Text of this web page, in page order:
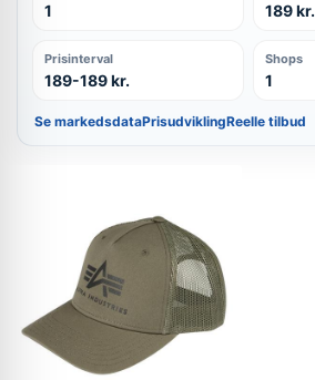
1 189 kr.
Prisinterval
189-189 kr.
Shops
1
Se markedsdataPrisudviklingReelle tilbud